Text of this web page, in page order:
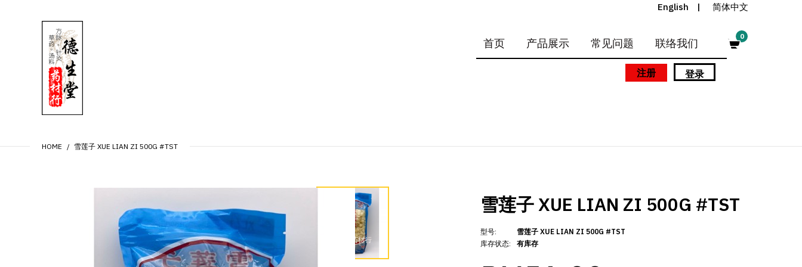
English 简体中文
首页 产品展示 常见问题 联络我们
登录
注册
0
HOME 雪莲子 XUE LIAN ZI 500G #TST
雪莲子 XUE LIAN ZI 500G #TST
型号:
库存状态:
雪莲子 XUE LIAN ZI 500G #TST
有库存